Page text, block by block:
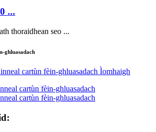
...
thoraidhean seo ...
ghluasadach